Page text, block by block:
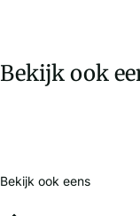
Bekijk ook
Bekijk ook eens